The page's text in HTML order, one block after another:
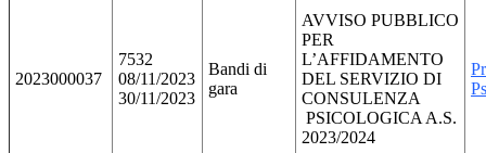
2023000037
7532
08/11/2023
30/11/2023
Bandi di
gara
AVVISO PUBBLICO
PER
L’AFFIDAMENTO
DEL SERVIZIO DI
CONSULENZA
PSICOLOGICA A.S.
2023/2024